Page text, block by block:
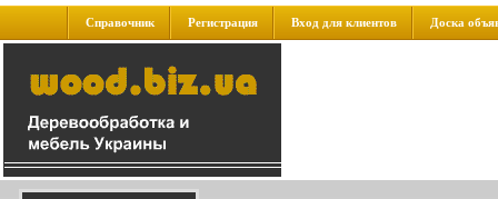
Справочник Регистрация Вход для клиентов Доска